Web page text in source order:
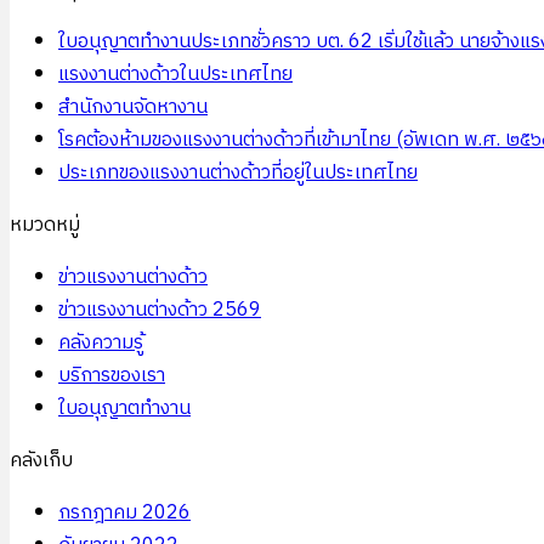
ใบอนุญาตทำงานประเภทชั่วคราว บต. 62 เริ่มใช้แล้ว นายจ้างแ
แรงงานต่างด้าวในประเทศไทย
สำนักงานจัดหางาน
โรคต้องห้ามของแรงงานต่างด้าวที่เข้ามาไทย (อัพเดท พ.ศ. ๒๕
ประเภทของแรงงานต่างด้าวที่อยู่ในประเทศไทย
หมวดหมู่
ข่าวแรงงานต่างด้าว
ข่าวแรงงานต่างด้าว 2569
คลังความรู้
บริการของเรา
ใบอนุญาตทำงาน
คลังเก็บ
กรกฎาคม 2026